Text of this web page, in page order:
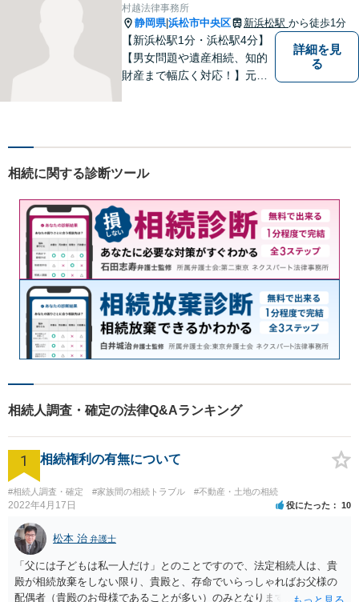
村越法律事務所
静岡県|浜松市中央区 新浜松駅 から徒歩1分
【新浜松駅1分・浜松駅4分】
【男女問題や遺産相続、知的
財産まで幅広く対応！】元裁
様との信頼関係を第一に、事
す。
詳細を見
る
相続に関する診断ツール
相続人調査・確定の法律Q&Aランキング
1 相続権利の有無について
#相続人調査・確定 #家族間の相続トラブル #不動産・土地の相続
2022年4月17日 役にたった 10
松本 治 弁護士
「父には子どもは私一人だけ」とのことですので、法定相続人は、貴
殿が相続放棄をしない限り、貴殿と、存命でいらっしゃればお父様の
配偶者（貴殿のお母様であることが多い）のみとなります。遺言がな